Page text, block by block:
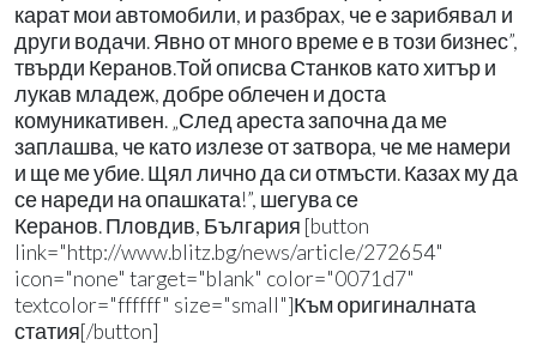
карат мои автомобили, и разбрах, че е зарибявал и
други водачи. Явно от много време е в този бизнес”,
твърди Керанов.Той описва Станков като хитър и
лукав младеж, добре облечен и доста
комуникативен. „След ареста започна да ме
заплашва, че като излезе от затвора, че ме намери
и ще ме убие. Щял лично да си отмъсти. Казах му да
се нареди на опашката!”, шегува се
Керанов. Пловдив, България [button
link="http://www.blitz.bg/news/article/272654"
icon="none" target="blank" color="0071d7"
textcolor="ffffff" size="small"]Към оригиналната
статия[/button]